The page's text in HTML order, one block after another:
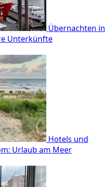
Übernachten in
Unterkünfte
Hotels und
Urlaub am Meer